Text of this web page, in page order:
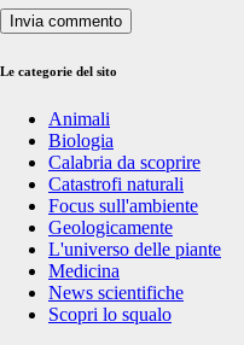
Le categorie del sito
Animali
Biologia
Calabria da scoprire
Catastrofi naturali
Focus sull'ambiente
Geologicamente
L'universo delle piante
Medicina
News scientifiche
Scopri lo squalo